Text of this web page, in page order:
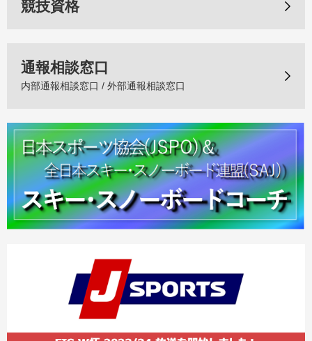
競技資格
通報相談窓口
内部通報相談窓口 / 外部通報相談窓口